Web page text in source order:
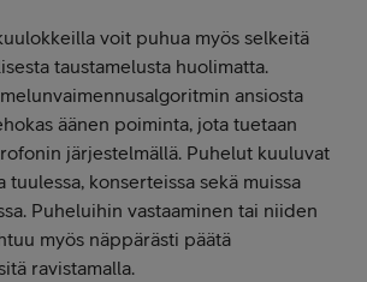
voit puhua myös selkeitä
taustamelusta huolimatta.
ansiosta
äänen poiminta, jota tuetaan
järjestelmällä. Puhelut kuuluvat
tuulessa, konserteissa sekä muissa
Puheluihin vastaaminen tai niiden
myös näppärästi päätä
ravistamalla.